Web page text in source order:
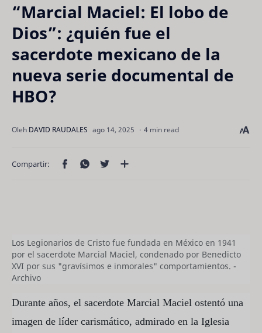
“Marcial Maciel: El lobo de
Dios”: ¿quién fue el
sacerdote mexicano de la
nueva serie documental de
HBO?
4 min read
Los Legionarios de Cristo fue fundada en México en 1941
por el sacerdote Marcial Maciel, condenado por Benedicto
XVI por sus "gravísimos e inmorales" comportamientos. -
Archivo
Durante años, el sacerdote Marcial Maciel ostentó una
imagen de líder carismático, admirado en la Iglesia